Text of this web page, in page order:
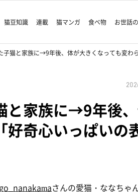
猫豆知識 連載 猫マンガ 食べ物 お世話
子猫と家族に→9年後、体が大きくなっても変わ
と家族に→9年後
好奇心いっぱいの
さんの愛猫・ななちゃ